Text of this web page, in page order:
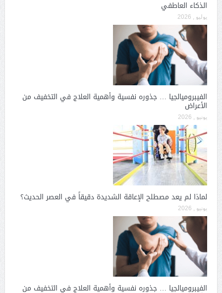
الذكاء العاطفي
يوليو , 2026
الفيبروميالجيا … جذوره نفسية وأهمية العلاج في التخفيف من
الأعراض
يونيو , 2026
لماذا لم يعد مصطلح الإعاقة الشديدة دقيقاً في العصر الحديث؟
يونيو , 2026
الفيبروميالجيا … جذوره نفسية وأهمية العلاج في التخفيف من